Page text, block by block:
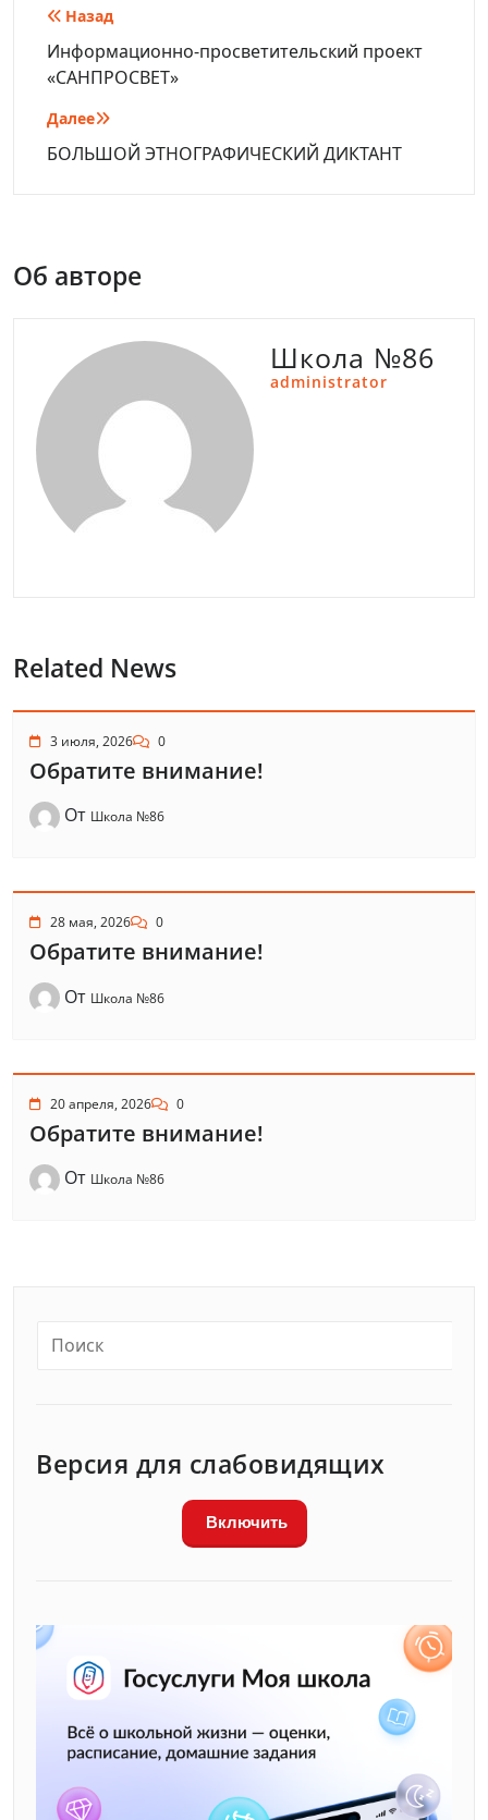
Навигация
по
записям
Назад
Информационно-просветительский проект
«САНПРОСВЕТ»
Далее
БОЛЬШОЙ ЭТНОГРАФИЧЕСКИЙ ДИКТАНТ
Об авторе
Школа №86
administrator
Related News
3 июля, 2026 0
Обратите внимание!
От Школа №86
28 мая, 2026 0
Обратите внимание!
От Школа №86
20 апреля, 2026 0
Обратите внимание!
От Школа №86
Версия для слабовидящих
Включить